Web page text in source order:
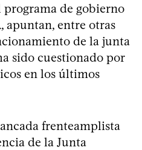
de gobierno
apuntan, entre otras
de la junta
sido cuestionado por
en los últimos
frenteamplista
de la Junta